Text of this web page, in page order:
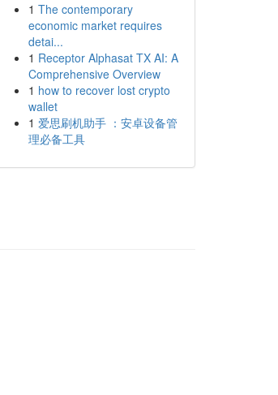
1 The contemporary
economic market requires
detai...
1 Receptor Alphasat TX AI: A
Comprehensive Overview
1 how to recover lost crypto
wallet
1 爱思刷机助手 ：安卓设备管
理必备工具